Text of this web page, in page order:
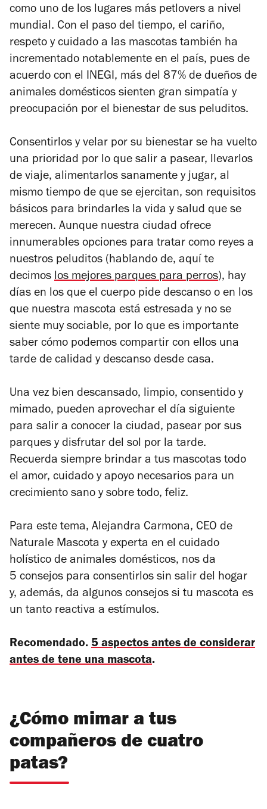
como uno de los lugares más petlovers a nivel
mundial. Con el paso del tiempo, el cariño,
respeto y cuidado a las mascotas también ha
incrementado notablemente en el país, pues de
acuerdo con el INEGI, más del 87% de dueños de
animales domésticos sienten gran simpatía y
preocupación por el bienestar de sus peluditos.
Consentirlos y velar por su bienestar se ha vuelto
una prioridad por lo que salir a pasear, llevarlos
de viaje, alimentarlos sanamente y jugar, al
mismo tiempo de que se ejercitan, son requisitos
básicos para brindarles la vida y salud que se
merecen. Aunque nuestra ciudad ofrece
innumerables opciones para tratar como reyes a
nuestros peluditos (hablando de, aquí te
decimos los mejores parques para perros), hay
días en los que el cuerpo pide descanso o en los
que nuestra mascota está estresada y no se
siente muy sociable, por lo que es importante
saber cómo podemos compartir con ellos una
tarde de calidad y descanso desde casa.
Una vez bien descansado, limpio, consentido y
mimado, pueden aprovechar el día siguiente
para salir a conocer la ciudad, pasear por sus
parques y disfrutar del sol por la tarde.
Recuerda siempre brindar a tus mascotas todo
el amor, cuidado y apoyo necesarios para un
crecimiento sano y sobre todo, feliz.
Para este tema, Alejandra Carmona, CEO de
Naturale Mascota y experta en el cuidado
holístico de animales domésticos, nos da
5 consejos para consentirlos sin salir del hogar
y, además, da algunos consejos si tu mascota es
un tanto reactiva a estímulos.
Recomendado. 5 aspectos antes de considerar
antes de tene una mascota.
¿Cómo mimar a tus
compañeros de cuatro
patas?